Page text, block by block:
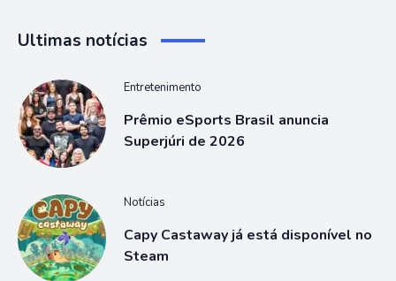
Ultimas notícias
Entretenimento
Prêmio eSports Brasil anuncia
Superjúri de 2026
Notícias
Capy Castaway já está disponível no
Steam